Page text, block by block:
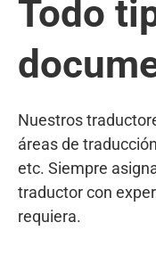
Todo
Nuestros
áreas de
etc. Siempre
traductor con
requiera.